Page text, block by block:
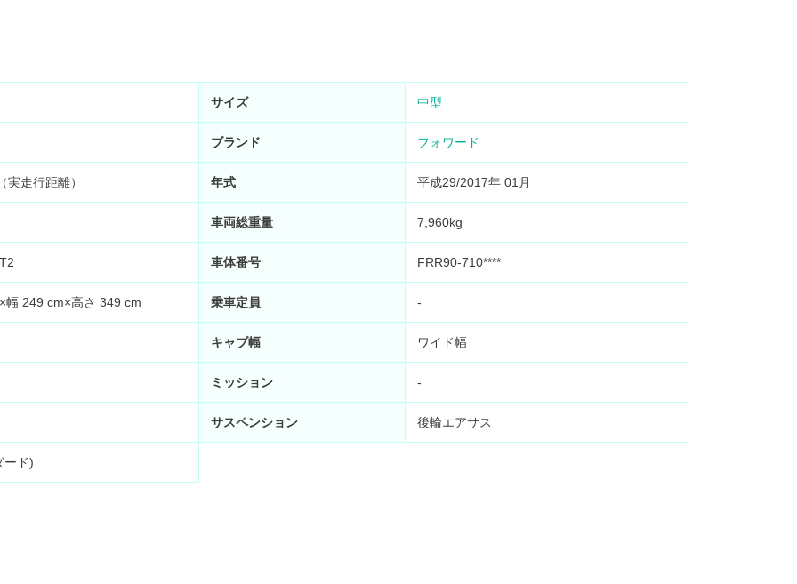
サイズ 中型
ブランド フォワード
走行距離） 年式 平成29/2017年 01月
車両総重量 7,960kg
車体番号 FRR90-710****
幅 249 cm×高さ 349 cm 乗車定員 -
キャブ幅 ワイド幅
ミッション -
サスペンション 後輪エアサス
ード)